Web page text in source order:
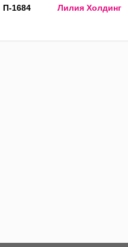
П-1684
Лилия Холдинг